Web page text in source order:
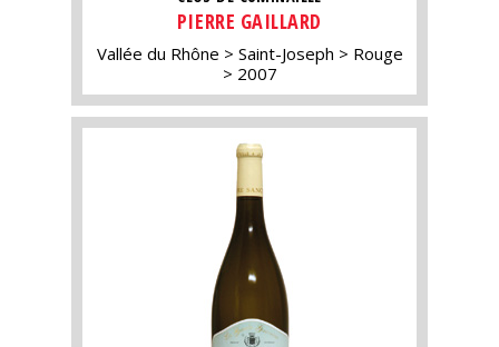
PIERRE GAILLARD
Vallée du Rhône Saint-Joseph
Rouge
2007